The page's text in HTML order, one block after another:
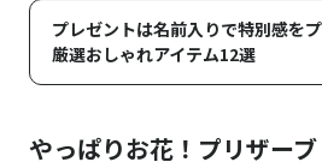
プレゼントは名前入りで特別感を
厳選おしゃれアイテム12選
やっぱりお花！プリザー